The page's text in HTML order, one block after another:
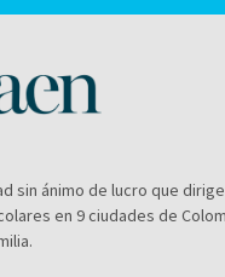
sin ánimo de lucro que
en 9 ciudades de